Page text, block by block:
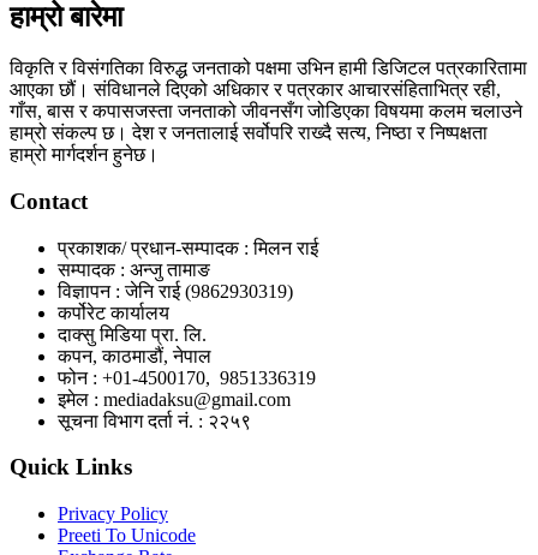
हाम्रो बारेमा
विकृति र विसंगतिका विरुद्ध जनताको पक्षमा उभिन हामी डिजिटल पत्रकारितामा
आएका छौं। संविधानले दिएको अधिकार र पत्रकार आचारसंहिताभित्र रही,
गाँस, बास र कपासजस्ता जनताको जीवनसँग जोडिएका विषयमा कलम चलाउने
हाम्रो संकल्प छ। देश र जनतालाई सर्वोपरि राख्दै सत्य, निष्ठा र निष्पक्षता
हाम्रो मार्गदर्शन हुनेछ।
Contact
प्रकाशक/ प्रधान-सम्पादक : मिलन राई
सम्पादक : अन्जु तामाङ
विज्ञापन : जेनि राई (9862930319)
कर्पोरेट कार्यालय
दाक्सु मिडिया प्रा. लि.
कपन, काठमाडौं, नेपाल
फोन : +01-4500170, 9851336319
इमेल : mediadaksu@gmail.com
सूचना विभाग दर्ता नं. : २२५९
Quick Links
Privacy Policy
Preeti To Unicode